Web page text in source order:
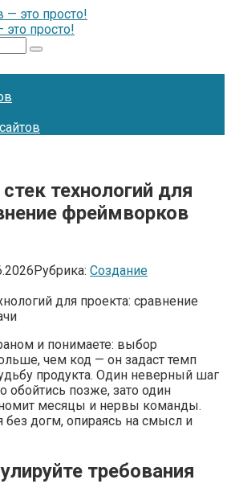
это просто!
технологий для
фреймворков
Рубрика: Создание
и понимаете: выбор
чем код — он задаст темп
продукта. Один неверный шаг
обойтись позже, зато один
месяцы и нервы команды.
без догм, опираясь на смысл и
требования